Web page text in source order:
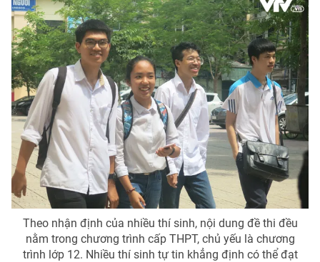
Photo Infographic
Video Shorts video
VTV Money VTV Thể thao
VTV Sức khoẻ Bất động sản
Thị trường 24h Tấm lòng Việt
VTV4 Vươn mình bằng AI
Theo nhận định của nhiều thí sinh, nội dung đề thi đều
nằm trong chương trình cấp THPT, chủ yếu là chương
trình lớp 12. Nhiều thí sinh tự tin khẳng định có thể đạt